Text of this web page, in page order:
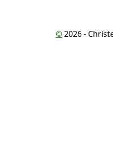
©2026 -